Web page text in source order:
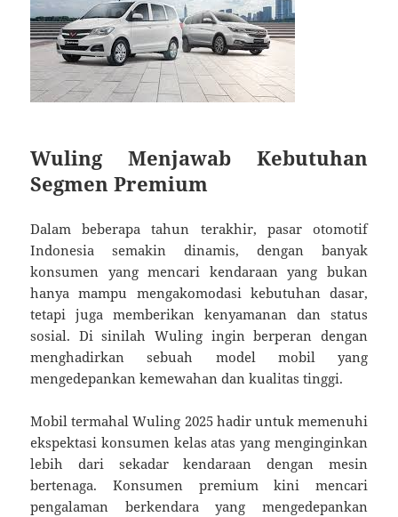
Wuling Menjawab Kebutuhan
Segmen Premium
Dalam beberapa tahun terakhir, pasar otomotif
Indonesia semakin dinamis, dengan banyak
konsumen yang mencari kendaraan yang bukan
hanya mampu mengakomodasi kebutuhan dasar,
tetapi juga memberikan kenyamanan dan status
sosial. Di sinilah Wuling ingin berperan dengan
menghadirkan sebuah model mobil yang
mengedepankan kemewahan dan kualitas tinggi.
Mobil termahal Wuling 2025 hadir untuk memenuhi
ekspektasi konsumen kelas atas yang menginginkan
lebih dari sekadar kendaraan dengan mesin
bertenaga. Konsumen premium kini mencari
pengalaman berkendara yang mengedepankan